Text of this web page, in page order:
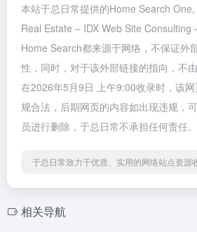
本站于总日常提供的Home Search
Real Estate – IDX Web Site Consulting
Home Search都来源于网络，不保证外
性，同时，对于该外部链接的指向，不
在2026年5月9日 上午9:00收录时，该
规合法，后期网页的内容如出现违规，
员进行删除，于总日常不承担任何责任。
于总日常致力于优质、实用的网络站点资源
相关导航